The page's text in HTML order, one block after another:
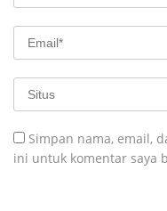
Simpan nama, email,
ini untuk komentar saya